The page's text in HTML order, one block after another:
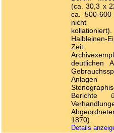
(ca. 30,3 x
ca. 500-
nicht
Halbleinen-
Zeit.
deutlichen
Anlagen
Berichte
1870).
Details